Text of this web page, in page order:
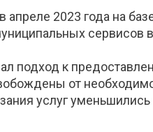
апреле 2023 года на
сервисов
подход к
от
услуг